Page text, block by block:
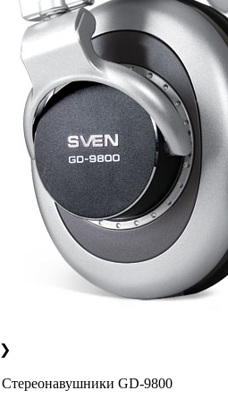
❯
Стереонавушники GD-9800